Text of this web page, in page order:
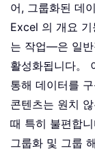
어, 그룹화된 데
Excel 의 개요
는 작업—은 일반
활성화됩니다。
통해 데이터를
콘텐츠는 원치
때 특히 불편합
그룹화 및 그룹